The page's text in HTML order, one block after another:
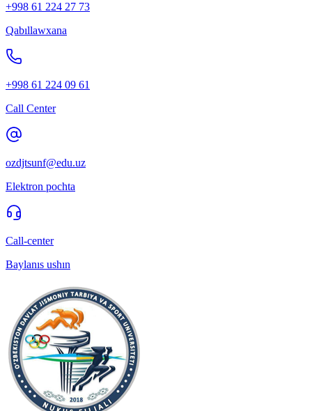
+998 61 224 27 73
Qabıllawxana
+998 61 224 09 61
Call Center
ozdjtsunf@edu.uz
Elektron pochta
Call-center
Baylanıs ushın